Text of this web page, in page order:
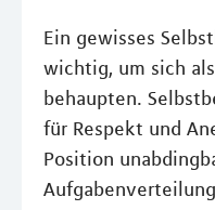
Ein gewisses
wichtig, um sich
behaupten.
für Respekt und
Position